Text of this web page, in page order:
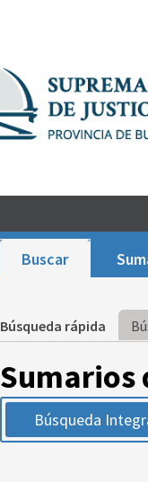
Buscar
Búsqueda rápida
Sumarios
Búsqueda